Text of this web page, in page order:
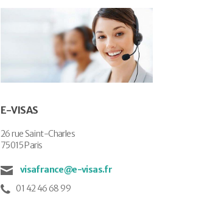
E-VISAS
26 rue Saint-Charles
75015 Paris
visafrance@e-visas.fr
01 42 46 68 99